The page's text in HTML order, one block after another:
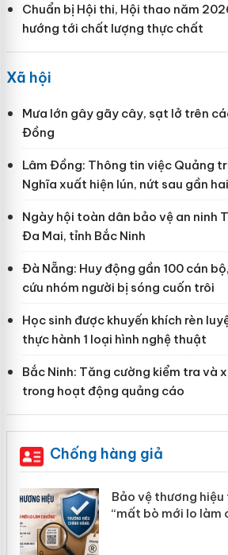
Chuẩn bị Hội thi, Hội thao năm
hướng tới chất lượng thực chất
Xã hội
Mưa lớn gây gãy cây, sạt lở trên
Đồng
Lâm Đồng: Thông tin việc Quảng
Nghĩa xuất hiện lún, nứt sau gần
Ngày hội toàn dân bảo vệ an ninh
Đa Mai, tỉnh Bắc Ninh
Đà Nẵng: Huy động gần 100 cán
cứu nhóm người bị sóng cuốn trôi
Học sinh được khuyến khích rèn
thực hành 1 loại hình nghệ thuật
Bắc Ninh: Tăng cường kiểm tra và
trong hoạt động quảng cáo
Chống hàng giả
Bảo vệ thương
“mất bò mới lo làm